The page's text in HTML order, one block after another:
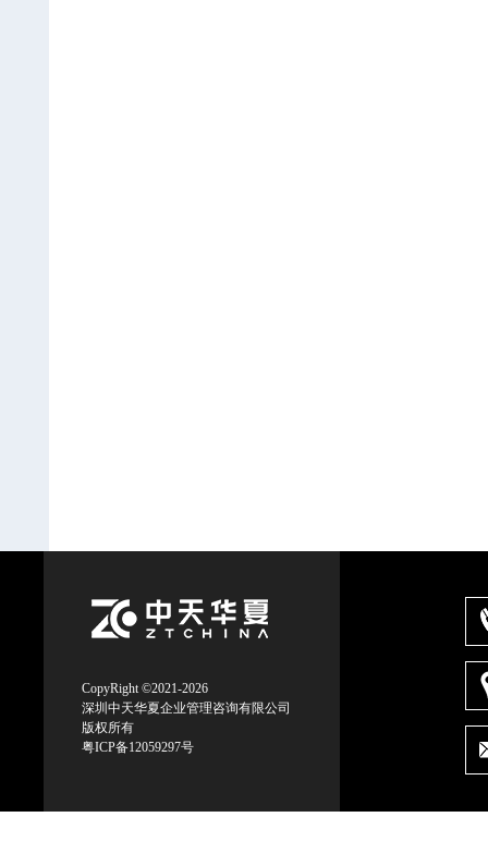
CopyRight ©2021-2026
深圳中天华夏企业管理咨询有限公司
版权所有
粤ICP备12059297号